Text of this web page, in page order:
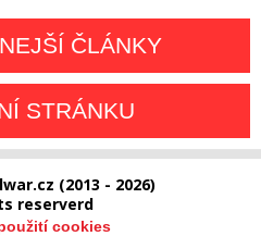
ČLÁNKY
STRÁNKU
(2013 - 2026)
reserverd
cookies